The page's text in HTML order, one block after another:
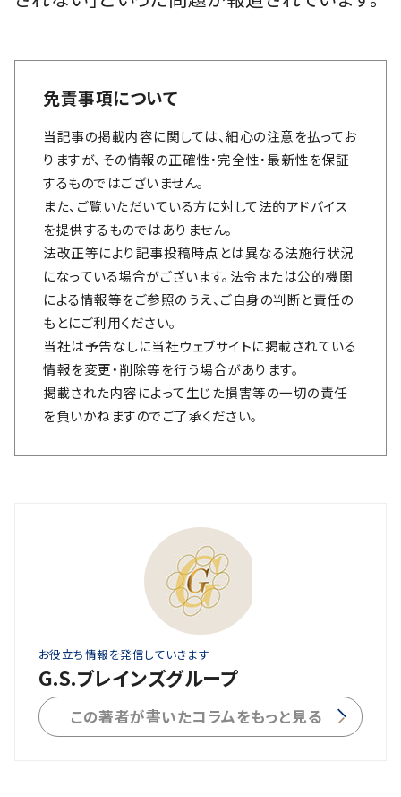
免責事項について
当記事の掲載内容に関しては、細心の注意を払ってお
りますが、その情報の正確性・完全性・最新性を保証
するものではございません。
また、ご覧いただいている方に対して法的アドバイス
を提供するものではありません。
法改正等により記事投稿時点とは異なる法施行状況
になっている場合がございます。法令または公的機関
による情報等をご参照のうえ、ご自身の判断と責任の
もとにご利用ください。
当社は予告なしに当社ウェブサイトに掲載されている
情報を変更・削除等を行う場合があります。
掲載された内容によって生じた損害等の一切の責任
を負いかねますのでご了承ください。
お役立ち情報を発信していきます
G.S.ブレインズグループ
この著者が書いたコラムをもっと見る